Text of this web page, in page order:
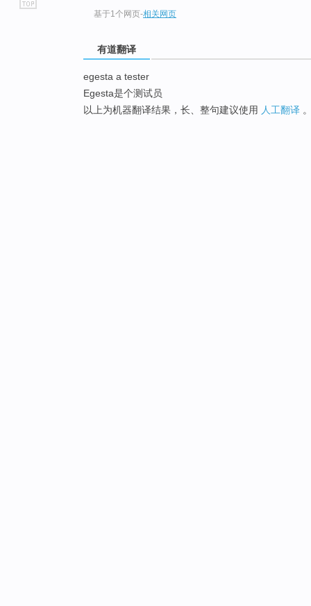
基于1个网页-相关网页
有道翻译
egesta a tester
Egesta是个测试员
以上为机器翻译结果，长、整句建议使用 人工翻译